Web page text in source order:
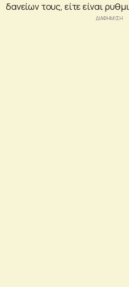
δανείων τους, είτε είναι